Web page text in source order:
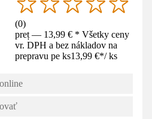
(0)
preț — 13,99 € * Všetky ceny
vr. DPH a bez nákladov na
prepravu pe ks13,99 €*/ ks